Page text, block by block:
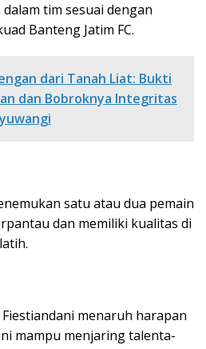
tim sesuai dengan
Banteng Jatim FC.
dari Tanah Liat: Bukti
dan Bobroknya Integritas
satu atau dua pemain
dan memiliki kualitas di
menaruh harapan
mampu menjaring talenta-